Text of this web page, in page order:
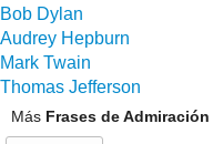
Bob Dylan
Audrey Hepburn
Mark Twain
Thomas Jefferson
Más Frases de Admiración